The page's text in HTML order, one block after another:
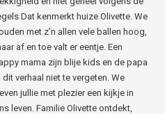
Dat kenmerkt huize Olivette. We
met z’n allen vele ballen hoog,
af en toe valt er eentje. Een
mama zijn blije kids en de papa
dit verhaal niet te vergeten. We
jullie met plezier een kijkje in
leven. Familie Olivette ontdekt,